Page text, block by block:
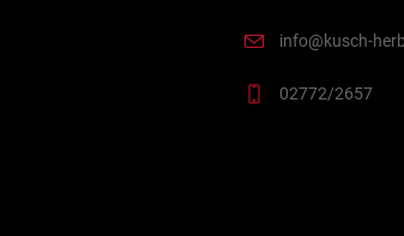
info@kusch-
02772/2657